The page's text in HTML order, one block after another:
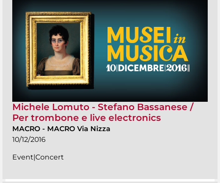
Michele Lomuto - Stefano Bassanese /
Per trombone e live electronics
MACRO - MACRO Via Nizza
10/12/2016
Event|Concert